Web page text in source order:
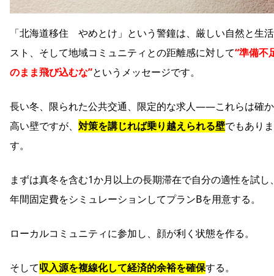
「北海道移住 やめとけ」という警鐘は、厳しい自然と生
スト、そして地域コミュニティとの距離感に対して“準備不
のまま飛び込むな”というメッセージです。
長い冬、限られた公共交通、限定的な求人――これらは確
高い壁ですが、 対策を講じれば乗り越えられる壁でもありま
す。
まずは真冬を含む1か月以上の長期滞在で自分の適性を試し
年間固定費をシミュレーションしてプランBを用意する。
ローカルコミュニティに参加し、顔が利く状態を作る。
そして収入源を複線化して経済的余裕を確保する。